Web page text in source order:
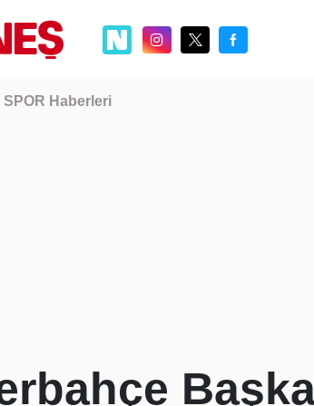
SPOR Haberleri